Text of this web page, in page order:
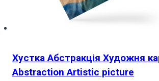
Хустка Абстракція Художня
Abstraction Artistic picture